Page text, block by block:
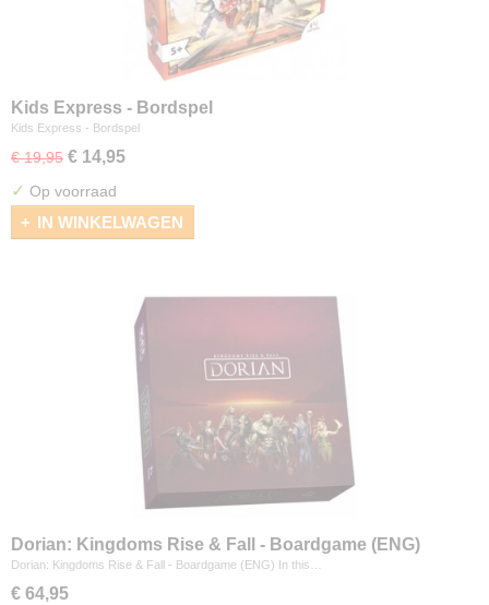
Kids Express - Bordspel
Kids Express - Bordspel
€ 19,95 € 14,95
✓ Op voorraad
IN WINKELWAGEN
Dorian: Kingdoms Rise & Fall - Boardgame (ENG)
Dorian: Kingdoms Rise & Fall - Boardgame (ENG) In this…
€ 64,95